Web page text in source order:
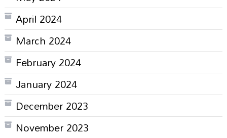
April 2024
March 2024
February 2024
January 2024
December 2023
November 2023